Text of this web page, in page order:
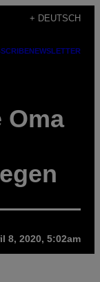
+ DEUTSCH
NEWSLETTER
Oma
8, 2020, 5:02am